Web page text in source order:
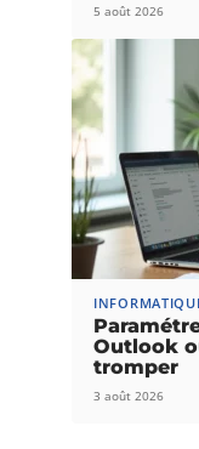
5 août 2026
Outlook
tromper
3 août 2026